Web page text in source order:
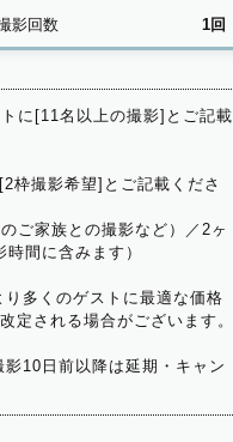
影回数 1回
に[11名以上の撮影]とご記載
枠撮影希望]とご記載くださ
ご家族との撮影など）／2ヶ
間に含みます）
多くのゲストに最適な価格
定される場合がございます。
10日前以降は延期・キャン